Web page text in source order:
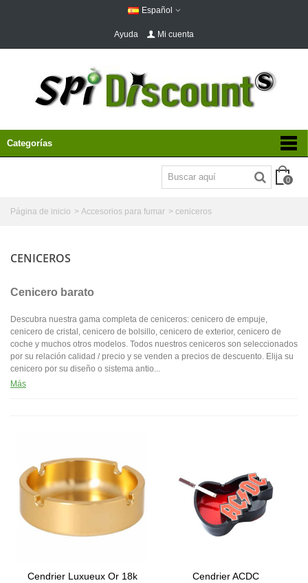
Español
Ayuda Mi cuenta
Categorías
0
Página de inicio > Accesorios para fumar > ceniceros
CENICEROS
Cenicero barato
Descubra nuestra gama completa de ceniceros: cenicero de empuje,
cenicero de cristal, cenicero de bolsillo, cenicero de exterior, cenicero de
coche y muchos otros modelos. Todos nuestros ceniceros son seleccionados
por su relación calidad / precio y se venden a precios de descuento. Elija su
cenicero por su diseño o sistema antio...
Más
Cendrier Luxueux Or 18k
Cendrier ACDC